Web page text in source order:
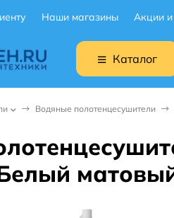
Наши магазины Акции
Каталог
Водяные полотенцесушители